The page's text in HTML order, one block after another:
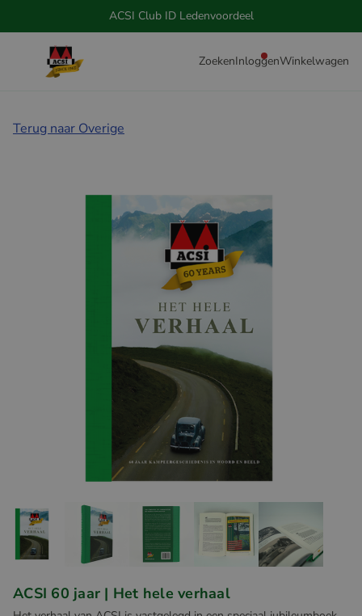
ACSI Club ID Ledenvoordeel
ZoekenInloggenWinkelwagen
Terug naar Overige
ACSI 60 jaar | Het hele verhaal